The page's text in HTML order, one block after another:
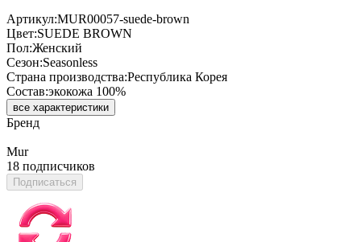
Артикул:MUR00057-suede-brown
Цвет:SUEDE BROWN
Пол:Женский
Сезон:Seasonless
Страна производства:Республика Корея
Состав:экокожа 100%
все характеристики
Бренд
Mur
18 подписчиков
Подписаться